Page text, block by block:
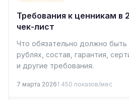
Требования к ценникам в
чек-лист
Что обязательно должно быть
рублях, состав, гарантия,
и другие требования.
7 марта 20261 450 показов/мес